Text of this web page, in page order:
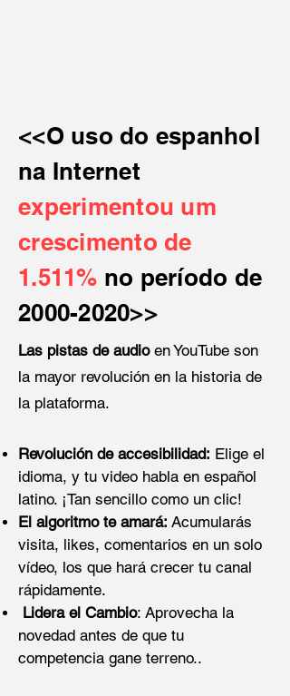
<<O uso do espanhol
na Internet
experimentou um
crescimento de
1.511% no período de
2000-2020>>
Las pistas de audioen YouTube son
la mayor revolución en la historia de
la plataforma.
Revolución de accesibilidad: Elige el
idioma, y tu video habla en español
latino. ¡Tan sencillo como un clic!​
El algoritmo te amará: Acumularás
visita, likes, comentarios en un solo
vídeo, los que hará crecer tu canal
rápidamente.
Lidera el Cambio: Aprovecha la
novedad antes de que tu
competencia gane terreno..